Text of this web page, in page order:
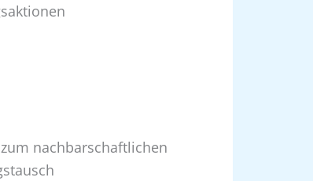
nachbarschaftlichen